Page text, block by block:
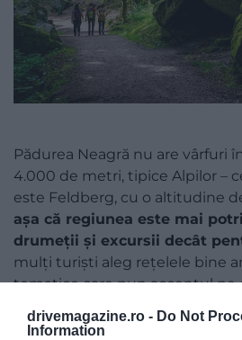
drivemagazine.ro - Do Not
Information
Pădurea Neagră nu are vârfuri
4.000 de metri, tipice Alpilor –
este Feldberg, cu o altitudine
așa că regiunea este mai
drumeții și excursii decât
mulți turiști aleg rețelele bine
tematice care pun accentul pe
regiunii: viața rurală,
sau vinul.